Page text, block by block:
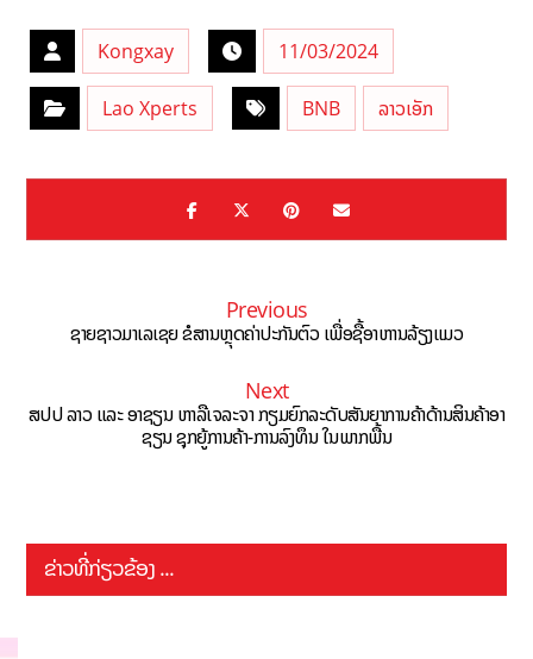
Kongxay 11/03/2024
Lao Xperts BNB ລາວເອັກ
Previous
ຊາຍຊາວມາເລເຊຍ ຂໍສານຫຼຸດຄ່າປະກັນຕົວ ເພື່ອຊື້ອາຫານລ້ຽງແມວ
Next
ສປປ ລາວ ແລະ ອາຊຽນ ຫາລືເຈລະຈາ ກຽມຍົກລະດັບສັນຍາການຄ້າດ້ານສິນຄ້າອາ
ຊຽນ ຊຸກຍູ້ການຄ້າ-ການລົງທຶນ ໃນພາກພື້ນ
ຂ່າວທີ່ກ່ຽວຂ້ອງ ...